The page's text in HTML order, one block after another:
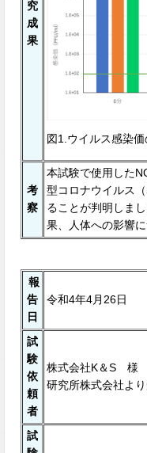
究
成
果
図1.ウイルス感染価
考
察
本試験で使⽤した
型コロナウイルス
ることが判明しま
果、⼈体への影響
報
告
日
令和4年4月26日
試
験
依
頼
者
株式会社K＆S 様
研究所株式会社より
試